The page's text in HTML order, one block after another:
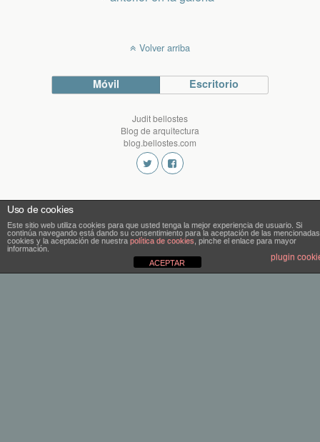
Volver arriba
Móvil Escritorio
Judit bellostes
Blog de arquitectura
blog.bellostes.com
Uso de cookies
Este sitio web utiliza cookies para que usted tenga la mejor experiencia de usuario. Si
continúa navegando está dando su consentimiento para la aceptación de las mencionadas
cookies y la aceptación de nuestra política de cookies , pinche el enlace para mayor
información.
plugin
ACEPTAR